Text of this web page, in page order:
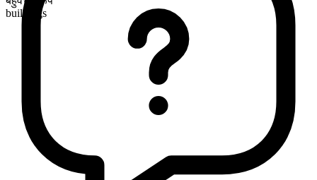
buildings